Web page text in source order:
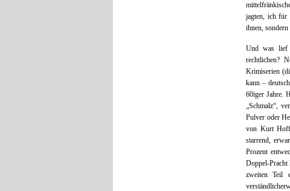
jagten, ich für
ihnen,
Und was lief
rechtlichen?
Krimiserien
kann –
60iger Jahre.
„Schmalz“,
Pulver oder
von Kurt
starrend,
Prozent
Doppel-
zweiten Teil